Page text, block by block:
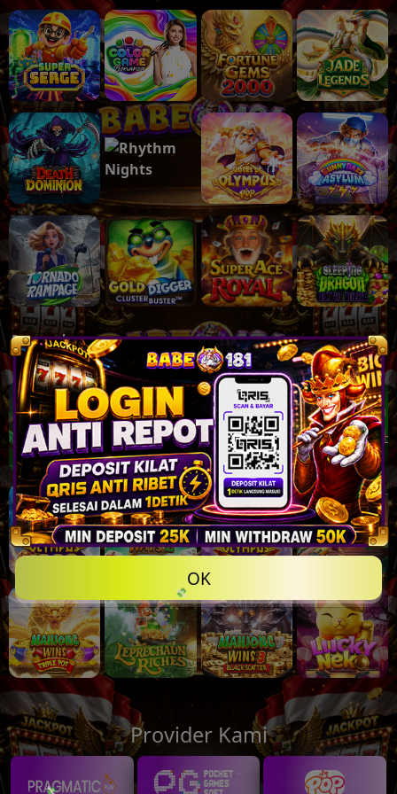
OK
Populer Lihat lebih banyak
Provider Kami